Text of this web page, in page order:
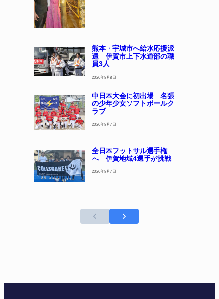
熊本・宇城市へ給水応援派
遣 伊賀市上下水道部の職
員3人
2026年8月8日
中日本大会に初出場 名張
の少年少女ソフトボールク
ラブ
2026年8月7日
全日本フットサル選手権
へ 伊賀地域4選手が挑戦
2026年8月7日